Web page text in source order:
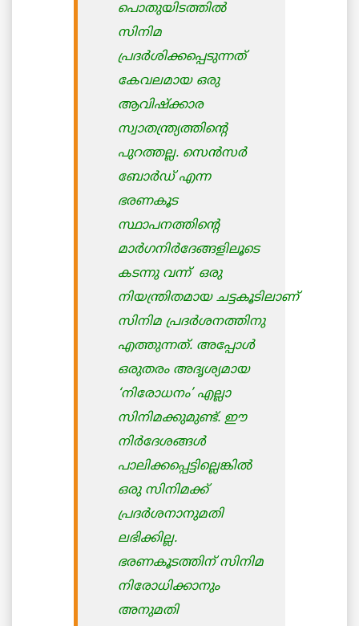
പൊതുയിടത്തില്‍
‍സിനിമ
പ്രദര്‍ശിക്കപ്പെടുന്നത്
കേവലമായ ഒരു
ആവിഷ്ക്കാര
സ്വാതന്ത്ര്യത്തിന്റെ
പുറത്തല്ല. സെന്‍സര്‍
ബോര്‍ഡ് എന്ന
ഭരണകൂട
സ്ഥാപനത്തിന്റെ
മാര്‍ഗനിര്‍ദേങ്ങളിലൂടെ
കടന്നു വന്ന് ഒരു
നിയന്ത്രിതമായ ചട്ടകൂടിലാണ്
സിനിമ പ്രദര്‍ശനത്തിനു
എത്തുന്നത്‌. അപ്പോള്‍
ഒരുതരം അദൃശ്യമായ
‘നിരോധനം’ എല്ലാ
സിനിമക്കുമുണ്ട്. ഈ
നിര്‍ദേശങ്ങള്‍
പാലിക്കപ്പെട്ടില്ലെങ്കില്‍
ഒരു സിനിമക്ക്
പ്രദര്‍ശനാനുമതി
ലഭിക്കില്ല.
ഭരണകൂടത്തിന് സിനിമ
നിരോധിക്കാനും
അനുമതി